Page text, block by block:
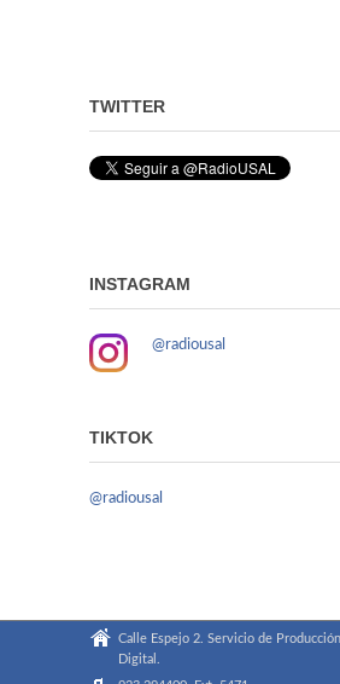
TWITTER
INSTAGRAM
@radiousal
TIKTOK
@radiousal
Calle Espejo 2. Servicio de
Digital.